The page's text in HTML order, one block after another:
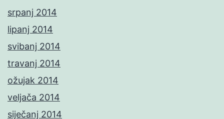
srpanj 2014
lipanj 2014
svibanj 2014
travanj 2014
ožujak 2014
veljača 2014
siječanj 2014